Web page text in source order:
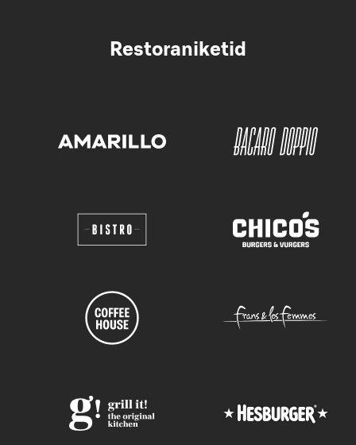
Restoraniketid